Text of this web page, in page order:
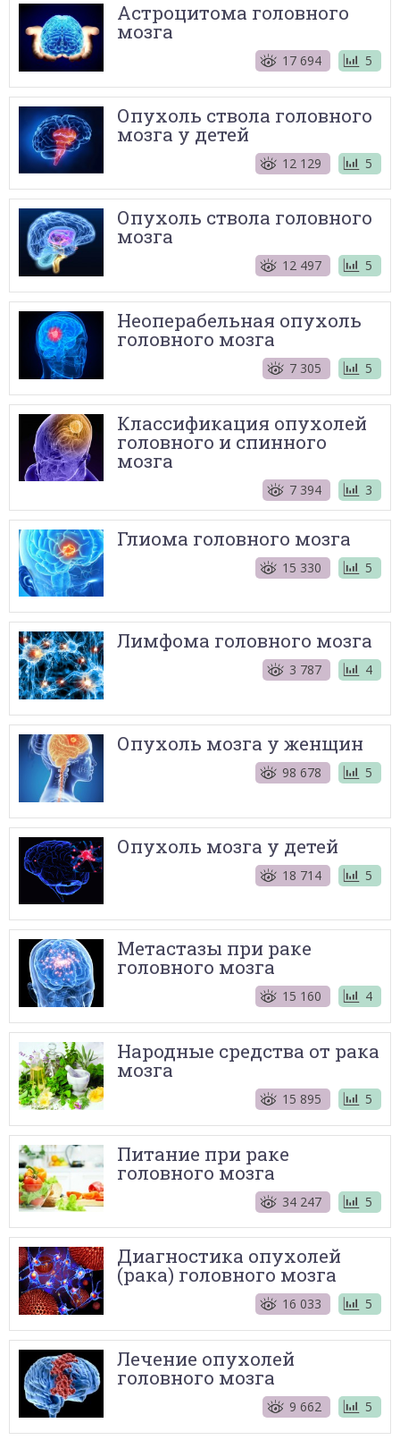
Астроцитома головного
мозга
17 694 5
Опухоль ствола головного
мозга у детей
12 129 5
Опухоль ствола головного
мозга
12 497 5
Неоперабельная опухоль
головного мозга
7 305 5
Классификация опухолей
головного и спинного
мозга
7 394 3
Глиома головного мозга
15 330 5
Лимфома головного мозга
3 787 4
Опухоль мозга у женщин
98 678 5
Опухоль мозга у детей
18 714 5
Метастазы при раке
головного мозга
15 160 4
Народные средства от рака
мозга
15 895 5
Питание при раке
головного мозга
34 247 5
Диагностика опухолей
(рака) головного мозга
16 033 5
Лечение опухолей
головного мозга
9 662 5